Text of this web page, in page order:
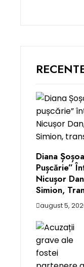
Diana
Pușcărie”
Nicușor
Simion,
august 5,